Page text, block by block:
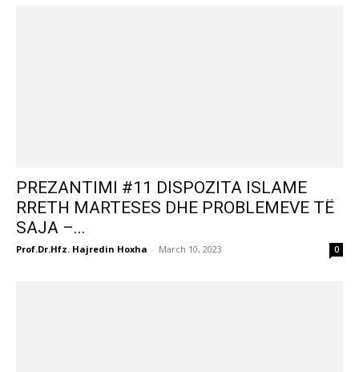
PREZANTIMI #11 DISPOZITA ISLAME
RRETH MARTESES DHE PROBLEMEVE TË
SAJA –...
Prof.Dr.Hfz. Hajredin Hoxha - March 10, 2023 0